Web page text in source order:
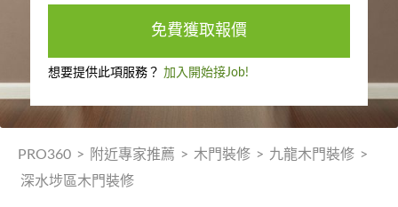
免費獲取報價
想要提供此項服務？ 加入開始接Job!
PRO360 > 附近專家推薦 > 木門裝修 > 九龍木門裝修 >
深水埗區木門裝修